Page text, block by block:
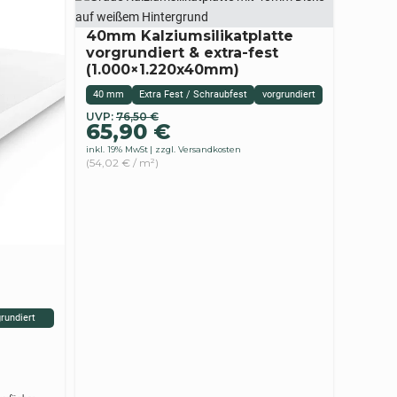
40 mm Extra Fest / Schraubfest vorgrundiert
40mm Kalziumsilikatplatte
vorgrundiert & extra-fest
(1.000×1.220x40mm)
UVP: 76,50€
Ursprünglicher
Preis
war:
76,50 €
65,90 €
Aktueller
Preis
ist:
65,90 €.
inkl. 19% MwSt zzgl. Versandkosten
(54,02 € / m²)